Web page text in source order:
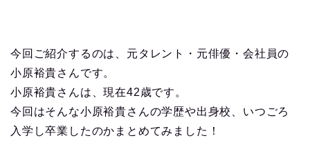
今回ご紹介するのは、元タレント・元俳優・会社員の
小原裕貴さんです。
小原裕貴さんは、現在42歳です。
今回はそんな小原裕貴さんの学歴や出身校、いつごろ
入学し卒業したのかまとめてみました！